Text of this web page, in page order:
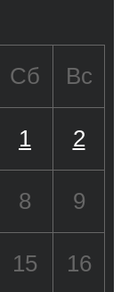
Сб Вс
1 2
8 9
15 16